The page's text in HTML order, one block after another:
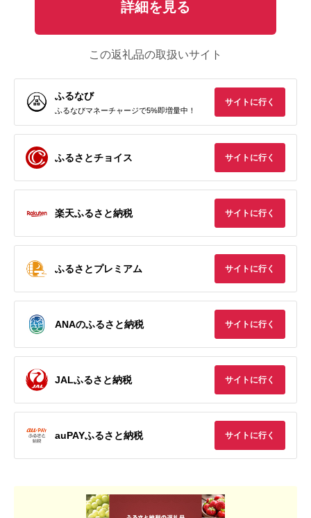
詳細を見る
この返礼品の取扱いサイト
ふるなび
ふるなびマネーチャージで5%即増量中！
サイトに行く
ふるさとチョイス サイトに行く
楽天ふるさと納税 サイトに行く
ふるさとプレミアム サイトに行く
ANAのふるさと納税 サイトに行く
JALふるさと納税 サイトに行く
auPAYふるさと納税 サイトに行く